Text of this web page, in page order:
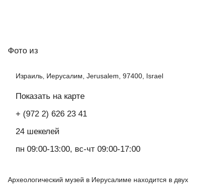
Фото из
Израиль, Иерусалим, Jerusalem, 97400, Israel
Показать на карте
+ (972 2) 626 23 41
24 шекелей
пн 09:00-13:00, вс-чт 09:00-17:00
Археологический музей в Иерусалиме находится в двух